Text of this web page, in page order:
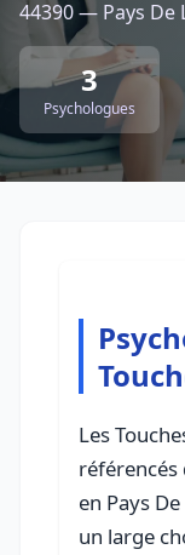
44390 — Pays De
3
Psychologues
Les
référencés
en Pays
un large